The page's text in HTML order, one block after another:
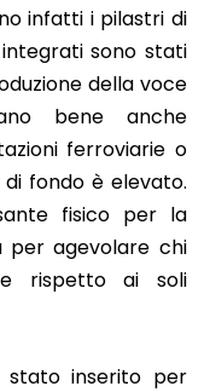
infatti i pilastri di
sono stati
della voce
bene anche
ferroviarie o
fondo è elevato.
fisico per la
per agevolare chi
rispetto ai soli
stato inserito per